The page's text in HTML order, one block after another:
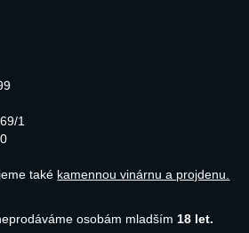
1
také kamennou vinárnu a projdenu.
osobám mladším 18 let.